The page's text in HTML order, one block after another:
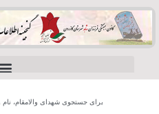
برای جستجوی شهدای والامقام، نام